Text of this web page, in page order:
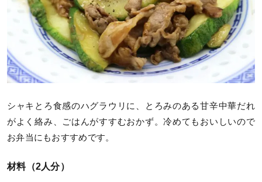
シャキとろ食感のハグラウリに、とろみのある甘辛中華だれ
がよく絡み、ごはんがすすむおかず。冷めてもおいしいので
お弁当にもおすすめです。
材料（2人分）